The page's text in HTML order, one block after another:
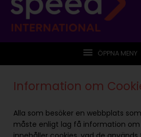
ÖPPNA MENY
Information om
Alla som besöker en webbplats
måste enligt lag få information